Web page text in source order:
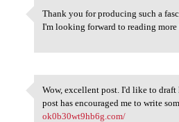
Thank you for producing
Thank you for producing such a
I'm looking forward to reading more
Wow, excellent post. I'd like
Wow, excellent post. I'd like to
post has encouraged me to write
ok0b30wt9hb6g.com/